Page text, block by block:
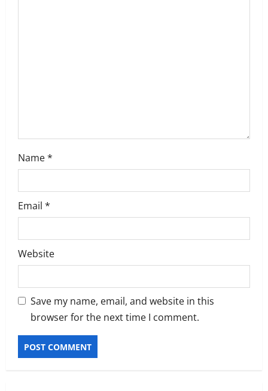
Name*
Email *
Website
Save my name, email, and website in this
browser for the next time I comment.